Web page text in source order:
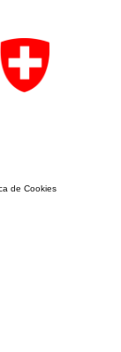
de Cookies